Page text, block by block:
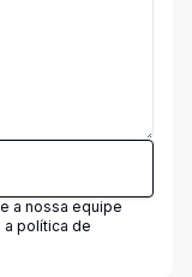
a nossa equipe
a política de